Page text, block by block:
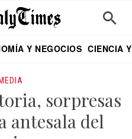
Y NEGOCIOS CIENCIA
sorpresas
antesala del